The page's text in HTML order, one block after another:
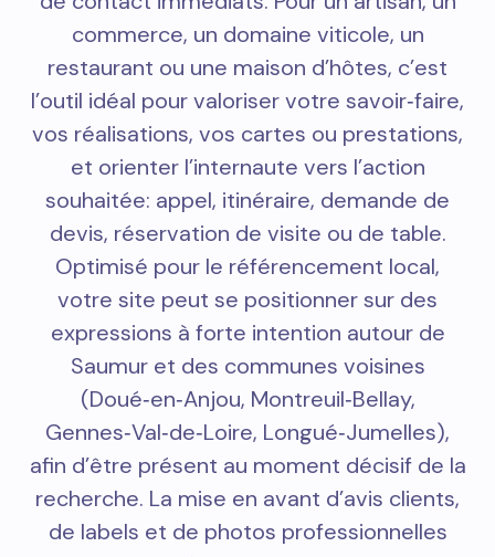
commerce, un domaine viticole, un
restaurant ou une maison d’hôtes, c’est
l’outil idéal pour valoriser votre savoir‑faire,
vos réalisations, vos cartes ou prestations,
et orienter l’internaute vers l’action
souhaitée: appel, itinéraire, demande de
devis, réservation de visite ou de table.
Optimisé pour le référencement local,
votre site peut se positionner sur des
expressions à forte intention autour de
Saumur et des communes voisines
(Doué‑en‑Anjou, Montreuil‑Bellay,
Gennes‑Val‑de‑Loire, Longué‑Jumelles),
afin d’être présent au moment décisif de la
recherche. La mise en avant d’avis clients,
de labels et de photos professionnelles